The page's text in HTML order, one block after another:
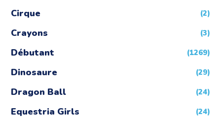
Cirque (2)
Crayons (3)
Débutant (1269)
Dinosaure (29)
Dragon Ball (24)
Equestria Girls (24)